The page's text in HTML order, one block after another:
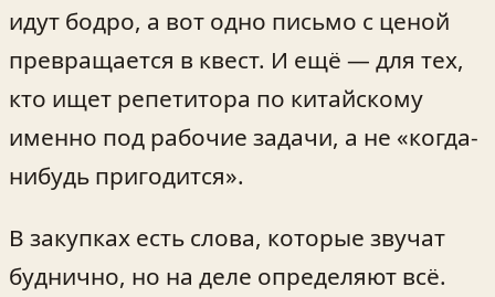
идут бодро, а вот одно письмо с ценой
превращается в квест. И ещё — для тех,
кто ищет репетитора по китайскому
именно под рабочие задачи, а не «когда-
нибудь пригодится».
В закупках есть слова, которые звучат
буднично, но на деле определяют всё.